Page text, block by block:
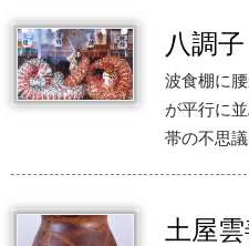
八調子
波食棚に
が平行に
帯の不思
土屋